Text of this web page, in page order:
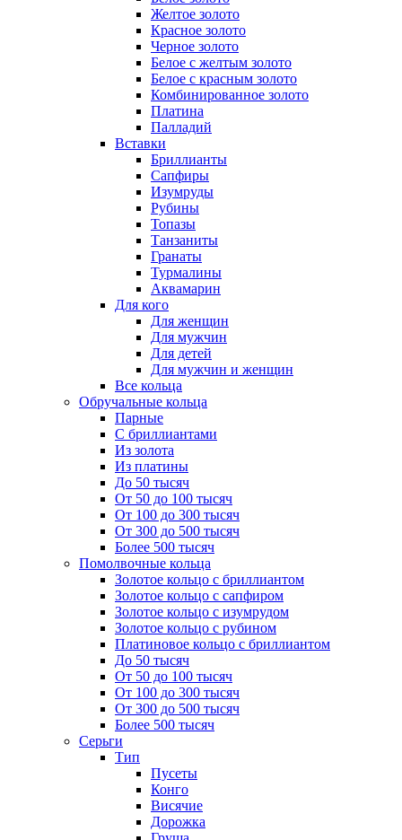
Желтое золото
Красное золото
Черное золото
Белое с желтым золото
Белое с красным золото
Комбинированное золото
Платина
Палладий
Вставки
Бриллианты
Сапфиры
Изумруды
Рубины
Топазы
Танзаниты
Гранаты
Турмалины
Аквамарин
Для кого
Для женщин
Для мужчин
Для детей
Для мужчин и женщин
Все кольца
Обручальные кольца
Парные
С бриллиантами
Из золота
Из платины
До 50 тысяч
От 50 до 100 тысяч
От 100 до 300 тысяч
От 300 до 500 тысяч
Более 500 тысяч
Помолвочные кольца
Золотое кольцо с бриллиантом
Золотое кольцо с сапфиром
Золотое кольцо с изумрудом
Золотое кольцо с рубином
Платиновое кольцо с бриллиантом
До 50 тысяч
От 50 до 100 тысяч
От 100 до 300 тысяч
От 300 до 500 тысяч
Более 500 тысяч
Серьги
Тип
Пусеты
Конго
Висячие
Дорожка